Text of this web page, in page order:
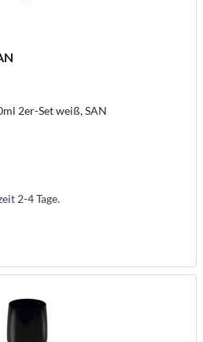
2er-Set weiß, SAN
2-4 Tage.